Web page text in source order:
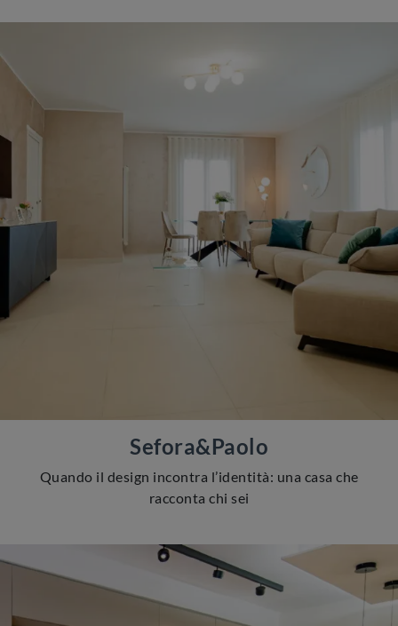
Sefora&Paolo
Quando il design incontra l’identità: una casa che
racconta chi sei